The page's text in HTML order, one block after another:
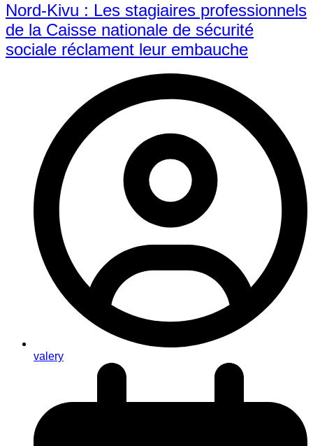
Nord-Kivu : Les stagiaires professionnels
de la Caisse nationale de sécurité
sociale réclament leur embauche
valery